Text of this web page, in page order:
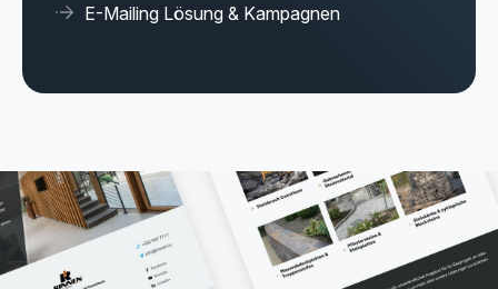
E-Mailing Lösung & Kampagnen